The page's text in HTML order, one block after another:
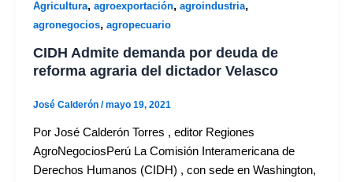
Agricultura, agroexportación, agroindustria,
agronegocios, agropecuario
CIDH Admite demanda por deuda de
reforma agraria del dictador Velasco
José Calderón /mayo 19, 2021
Por José Calderón Torres , editor Regiones
AgroNegociosPerú La Comisión Interamericana de
Derechos Humanos (CIDH) , con sede en Washington,